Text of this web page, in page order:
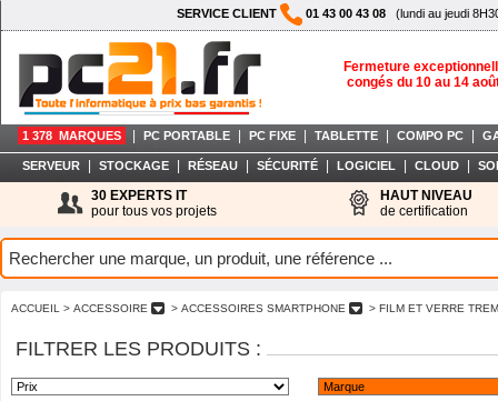
SERVICE CLIENT 01 43 00 43 08 (lundi au jeudi
Fermeture
congés du 10 au 14
1 378 MARQUES PC PORTABLE PC FIXE TABLETTE COMPO PC
SERVEUR STOCKAGE RÉSEAU SÉCURITÉ LOGICIEL CLOUD
30 EXPERTS IT
pour tous vos projets
HAUT NIVEAU
de certification
ACCUEIL > ACCESSOIRE > ACCESSOIRES SMARTPHONE > FILM ET VERRE
FILTRER LES PRODUITS :